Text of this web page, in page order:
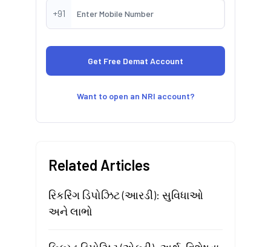
+91
Want to open an NRI account?
Related Articles
રિકરિંગ ડિપોઝિટ (આરડી): સુવિધાઓ
અને લાભો